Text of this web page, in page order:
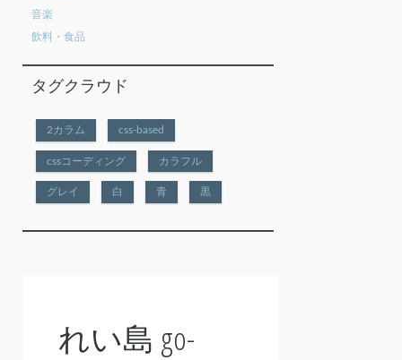
音楽
飲料・食品
タグクラウド
2カラム css-based
cssコーディング カラフル
グレイ 白 青 黒
れい島 go-